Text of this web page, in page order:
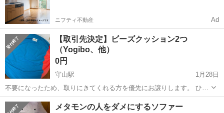
ニフティ不動産 Ad
【取引先決定】ビーズクッション2つ
（Yogibo、他）
0円
守山駅
1月28日
不要になったため、取りにきてくれる方を優先にお譲りします。 ひと
つはYogiboで、もうひとつはネットで買ったものです。 4年ほど使っ
ており、毛玉ややぶれがあります。 紺色のビーズクッションは、カバ
滋賀 守山市 守山駅 ソファ Yogibo
メタモンの人をダメにするソファー